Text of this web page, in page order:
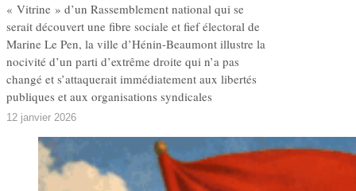
« Vitrine » d’un Rassemblement national qui se
serait découvert une fibre sociale et fief électoral de
Marine Le Pen, la ville d’Hénin-Beaumont illustre la
nocivité d’un parti d’extrême droite qui n’a pas
changé et s’attaquerait immédiatement aux libertés
publiques et aux organisations syndicales
12 janvier 2026